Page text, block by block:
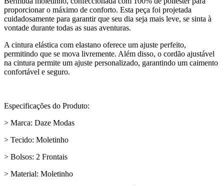
proporcionar o máximo de conforto. Esta peça foi projetada
cuidadosamente para garantir que seu dia seja mais leve, se sinta à
vontade durante todas as suas aventuras.
A cintura elástica com elastano oferece um ajuste perfeito,
permitindo que se mova livremente. Além disso, o cordão ajustável
na cintura permite um ajuste personalizado, garantindo um caimento
confortável e seguro.
Especificações do Produto:
> Marca: Daze Modas
> Tecido: Moletinho
> Bolsos: 2 Frontais
> Material: Moletinho